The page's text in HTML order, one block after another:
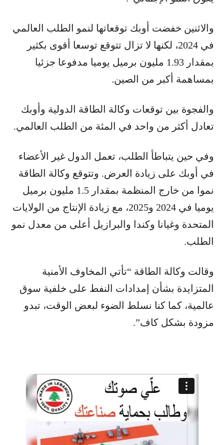
والاثنين خفضت أوبك توقعاتها لنمو الطلب العالمي
في 2024، لكنها لا تزال تتوقع توسعا أقوى بكثير
بمقدار 1.93 مليون برميل يوميا مدفوعا جزئيا
بمساهمة أكبر من الصين.
والفجوة بين توقعات وكالة الطاقة الدولية وأوبك
تعادل أكثر من واحد في المئة من الطلب العالمي.
وفي حين يتباطأ الطلب، تعمل الدول غير الأعضاء
في أوبك على زيادة العرض. وتتوقع وكالة الطاقة
نموا من خارج المنظمة بمقدار 1.5 مليون برميل
يوميا في 2024 و2025، مع زيادة الإنتاج من الولايات
المتحدة وغيانا وكندا والبرازيل أعلى من معدل نمو
الطلب.
وقالت وكالة الطاقة “تأتي المخاوف الأمنية
المتزايدة بشأن إمدادات النفط على خلفية سوق
عالمية، كما كنا نسلط الضوء لبعض الوقت، تبدو
مزودة بشكل كاف”.